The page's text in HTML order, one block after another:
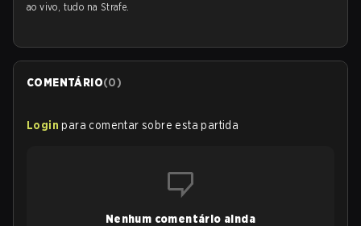
ao vivo, tudo na Strafe.
COMENTÁRIO(0)
Login para comentar sobre esta partida
Nenhum comentário ainda